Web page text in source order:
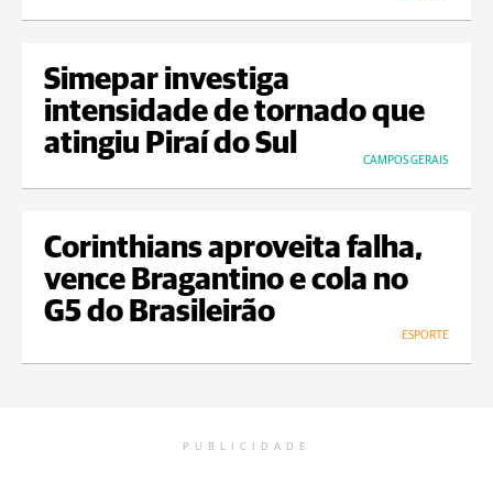
Simepar investiga
intensidade de tornado que
atingiu Piraí do Sul
CAMPOS GERAIS
Corinthians aproveita falha,
vence Bragantino e cola no
G5 do Brasileirão
ESPORTE
PUBLICIDADE